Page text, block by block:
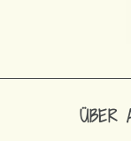
ÜBER